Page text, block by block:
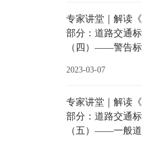
专家讲堂｜解读
部分：道路交通标
（四）——警告
2023-03-07
专家讲堂｜解读
部分：道路交通标
（五）——一般